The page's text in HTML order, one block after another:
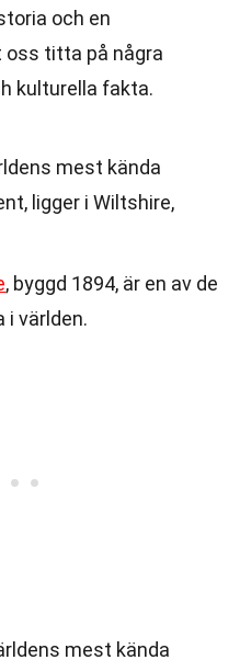
och en
titta på några
kulturella fakta.
mest kända
ligger i Wiltshire,
, byggd 1894, är en av de
i världen.
mest kända